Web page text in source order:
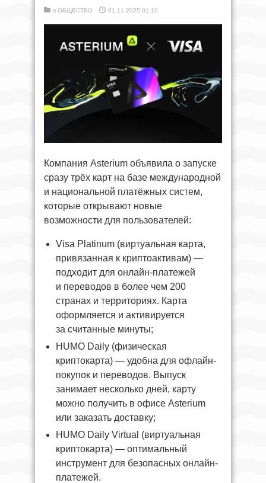
в ОБЩЕСТВО 01.11.2025 01:10
Компания Asterium объявила о запуске
сразу трёх карт на базе международной
и национальной платёжных систем,
которые открывают новые
возможности для пользователей:
Visa Platinum (виртуальная карта,
привязанная к криптоактивам) —
подходит для онлайн-платежей
и переводов в более чем 200
странах и территориях. Карта
оформляется и активируется
за считанные минуты;
HUMO Daily (физическая
криптокарта) — удобна для офлайн-
покупок и переводов. Выпуск
занимает несколько дней, карту
можно получить в офисе Asterium
или заказать доставку;
HUMO Daily Virtual (виртуальная
криптокарта) — оптимальный
инструмент для безопасных онлайн-
платежей.